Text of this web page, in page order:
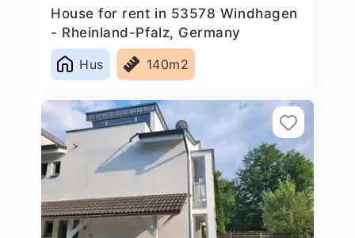
House for rent in 53578 Windhagen
- Rheinland-Pfalz, Germany
Hus
140m2